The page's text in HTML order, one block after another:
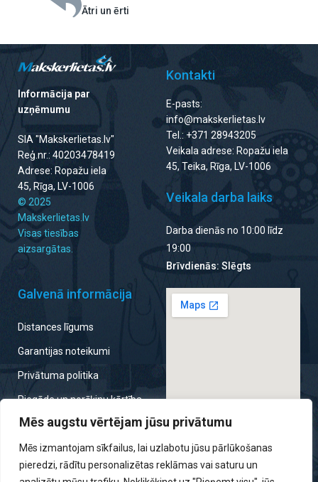
Mēs augstu vērtējam jūsu privātumu
Mēs izmantojam sīkfailus, lai uzlabotu jūsu pārlūkošanas
pieredzi, rādītu personalizētas reklāmas vai saturu un
Ātri un ērti
Informācija par
uzņēmumu
SIA "Makskerlietas.lv"
Reģ.nr.: 40203478419
Adrese: Ropažu iela
45, Rīga, LV-1006
© 2025
Makskerlietas.lv
Visas tiesības
aizsargātas.
Kontakti
E-pasts:
info@makskerlietas.lv
Tel.: +371 28943205
Veikala adrese: Ropažu iela
45, Teika, Rīga, LV-1006
Veikala darba laiks
Darba dienās no 10:00 līdz
19:00
Brīvdienās: Slēgts
Galvenā informācija
Distances līgums
Garantijas noteikumi
Privātuma politika
Piegāde un norēķinu kārtība
Noteikumi par atteikumu